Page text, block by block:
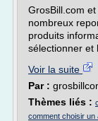
GrosBill.com
nombreux
produits
sélectionner et
Voir la suite
Par :
Thèmes liés :
comment choisir un